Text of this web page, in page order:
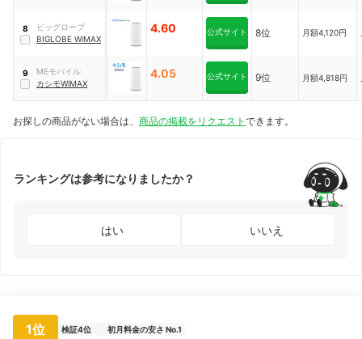
8
ビッグローブ
BIGLOBE WiMAX
4.60 公式サイト 8位 月額4,120円
9
MEモバイル
カシモWiMAX
4.05 公式サイト 9位 月額4,818円
お探しの商品がない場合は、 商品の掲載をリクエスト できます。
ランキングは参考になりましたか？
はい いいえ
1位 検証4位 初月料金の安さ No.1